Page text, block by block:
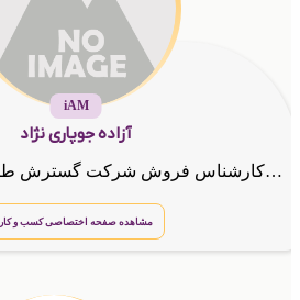
iAM
آزاده جوپاری نژاد
مشاوروکارشناس فروش شرکت گسترش طراحان نقش الماس
مشاهده صفحه اختصاصی کسب و کار